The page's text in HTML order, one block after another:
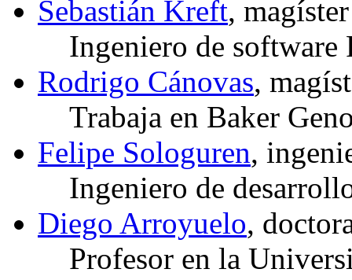
Sebastián Kreft,
Ingeniero de software
Rodrigo Cánovas,
Trabaja en Baker
Felipe Sologuren,
Ingeniero de
Diego Arroyuelo,
Profesor en la